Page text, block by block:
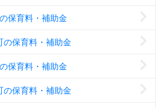
保育料・補助金
の保育料・補助金
保育料・補助金
の保育料・補助金